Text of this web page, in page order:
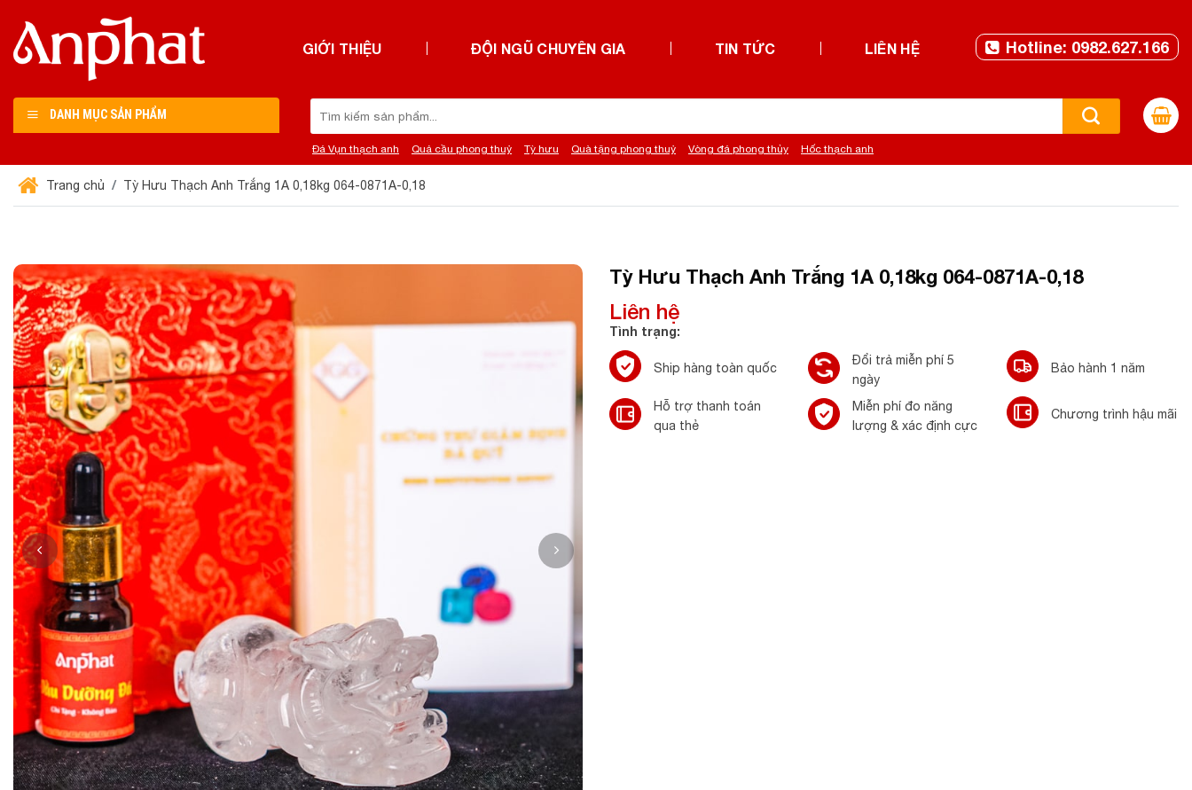
đến
nội
GIỚI THIỆU ĐỘI NGŨ CHUYÊN GIA TIN TỨC LIÊN HỆ Hotline: 0982.627.166
DANH MỤC SẢN PHẨM
kiếm:
Đá Vụn thạch anh Quả cầu phong thuỷ Tỳ hưu Quà tặng phong thuỷ Vòng đá phong thủy Hốc thạch anh
Trang chủ Tỳ Hưu Thạch Anh Trắng 1A 0,18kg 064-0871A-0,18
Tỳ Hưu Thạch Anh Trắng 1A 0,18kg 064-0871A-0,18
Liên hệ
Tình trạng:
Ship hàng toàn quốc
Đổi trả miễn phí 5
ngày
Bảo hành 1 năm
Hỗ trợ thanh toán
qua thẻ
Miễn phí đo năng
lượng & xác định cực
Chương trình hậu mãi